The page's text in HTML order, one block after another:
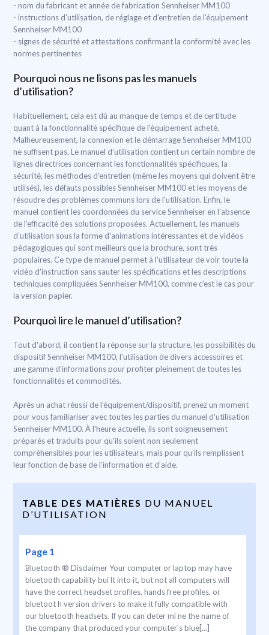
- nom du fabricant et année de fabrication Sennheiser MM100
- instructions d'utilisation, de réglage et d’entretien de l'équipement
Sennheiser MM100
- signes de sécurité et attestations confirmant la conformité avec les
normes pertinentes
Pourquoi nous ne lisons pas les manuels
d’utilisation?
Habituellement, cela est dû au manque de temps et de certitude
quant à la fonctionnalité spécifique de l'équipement acheté.
Malheureusement, la connexion et le démarrage Sennheiser MM100
ne suffisent pas. Le manuel d’utilisation contient un certain nombre de
lignes directrices concernant les fonctionnalités spécifiques, la
sécurité, les méthodes d'entretien (même les moyens qui doivent être
utilisés), les défauts possibles Sennheiser MM100 et les moyens de
résoudre des problèmes communs lors de l'utilisation. Enfin, le
manuel contient les coordonnées du service Sennheiser en l'absence
de l'efficacité des solutions proposées. Actuellement, les manuels
d’utilisation sous la forme d'animations intéressantes et de vidéos
pédagogiques qui sont meilleurs que la brochure, sont très
populaires. Ce type de manuel permet à l'utilisateur de voir toute la
vidéo d'instruction sans sauter les spécifications et les descriptions
techniques compliquées Sennheiser MM100, comme c’est le cas pour
la version papier.
Pourquoi lire le manuel d’utilisation?
Tout d'abord, il contient la réponse sur la structure, les possibilités du
dispositif Sennheiser MM100, l'utilisation de divers accessoires et
une gamme d'informations pour profiter pleinement de toutes les
fonctionnalités et commodités.
Après un achat réussi de l’équipement/dispositif, prenez un moment
pour vous familiariser avec toutes les parties du manuel d'utilisation
Sennheiser MM100. À l'heure actuelle, ils sont soigneusement
préparés et traduits pour qu'ils soient non seulement
compréhensibles pour les utilisateurs, mais pour qu’ils remplissent
leur fonction de base de l'information et d’aide.
TABLE DES MATIÈRES DU MANUEL
D’UTILISATION
Page 1
Bluetooth ® Disclaimer Your computer or laptop may have
bluetooth capability bui lt into it, but not all computers will
have the correct headset profiles, hands free profiles, or
bluetoot h version drivers to make it fully compatible with
our bluetooth headsets. If you can deter mi ne the name of
the company that produced your computer's blue[...]